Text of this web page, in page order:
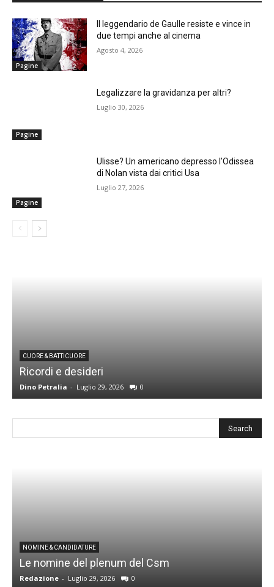
Pagine
Il leggendario de Gaulle resiste e vince in
due tempi anche al cinema
Agosto 4, 2026
Pagine
Legalizzare la gravidanza per altri?
Luglio 30, 2026
Pagine
Ulisse? Un americano depresso l’Odissea
di Nolan vista dai critici Usa
Luglio 27, 2026
CUORE & BATTICUORE
Ricordi e desideri
Dino Petralia - Luglio 29, 2026 0
NOMINE & CANDIDATURE
Le nomine del plenum del Csm
Redazione - Luglio 29, 2026 0